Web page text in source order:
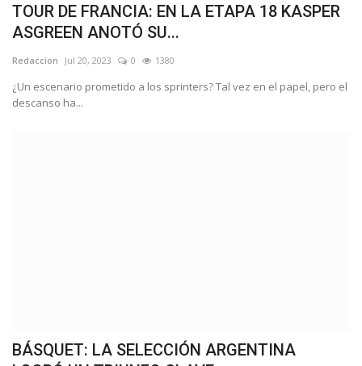
TOUR DE FRANCIA: EN LA ETAPA 18 KASPER
ASGREEN ANOTÓ SU...
Redaccion Jul 20, 2023 0 1380
¿Un escenario prometido a los sprinters? Tal vez en el papel, pero el
descanso ha...
BÁSQUET: LA SELECCIÓN ARGENTINA